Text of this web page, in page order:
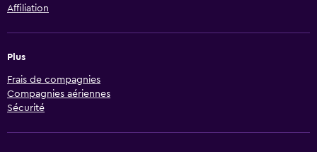
Affiliation
Plus
Frais de compagnies
Compagnies aériennes
Sécurité